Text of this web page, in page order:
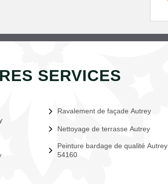
SERVICES
Ravalement de façade Autrey
Nettoyage de terrasse Autrey
Peinture bardage de qualité Autrey
54160